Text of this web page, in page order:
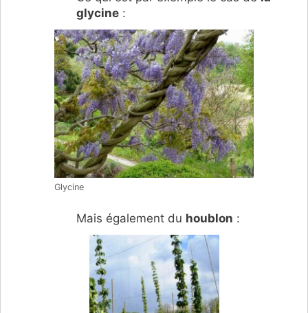
glycine :
Glycine
Mais également du houblon :